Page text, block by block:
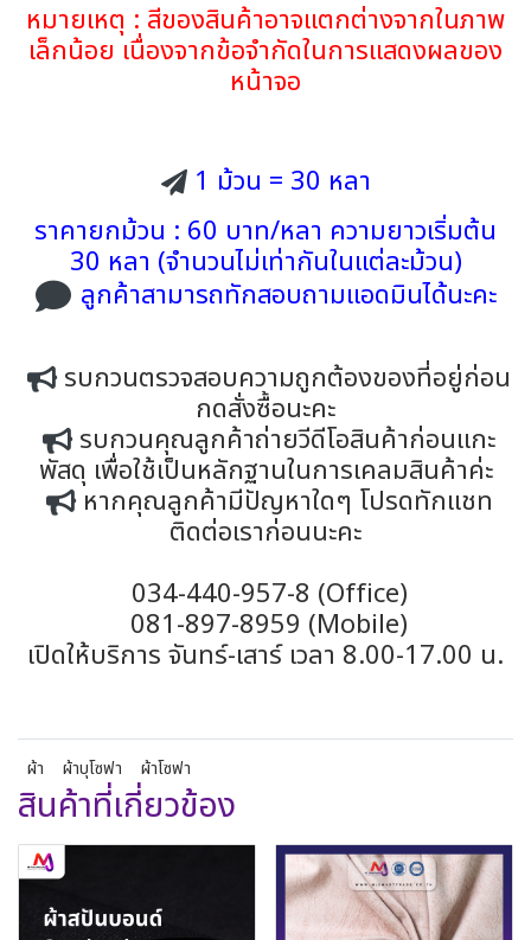
หมายเหตุ : สีของสินค้าอาจแตกต่างจากในภาพ
เล็กน้อย เนื่องจากข้อจำกัดในการแสดงผลของ
หน้าจอ
1 ม้วน = 30 หลา
ราคายกม้วน : 60 บาท/หลา ความยาวเริ่มต้น
30 หลา (จำนวนไม่เท่ากันในแต่ละม้วน)
ลูกค้าสามารถทักสอบถามแอดมินได้นะคะ
รบกวนตรวจสอบความถูกต้องของที่อยู่ก่อน
กดสั่งซื้อนะคะ
รบกวนคุณลูกค้าถ่ายวีดีโอสินค้าก่อนแกะ
พัสดุ เพื่อใช้เป็นหลักฐานในการเคลมสินค้าค่ะ
หากคุณลูกค้ามีปัญหาใดๆ โปรดทักแชท
ติดต่อเราก่อนนะคะ
034-440-957-8 (Office)
081-897-8959 (Mobile)
เปิดให้บริการ จันทร์-เสาร์ เวลา 8.00-17.00 น.
ผ้า ผ้าบุโซฟา ผ้าโซฟา
สินค้าที่เกี่ยวข้อง